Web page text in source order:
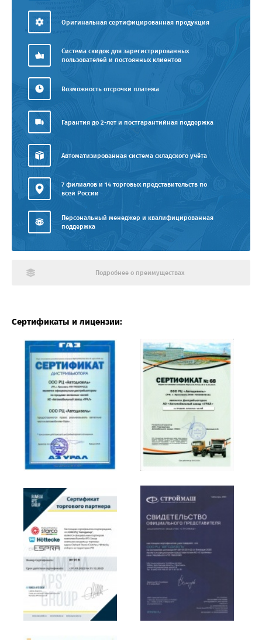
Оригинальная сертифицированная продукция
Система скидок для зарегистрированных
пользователей и постоянных клиентов
Возможность отсрочки платежа
Гарантия до 2-лет и постгарантийная поддержка
Автоматизированная система складского учёта
7 филиалов и 14 торговых представительств по
всей России
Персональный менеджер и квалифицированная
поддержка
Подробнее о преимуществах
Сертификаты и лицензии: